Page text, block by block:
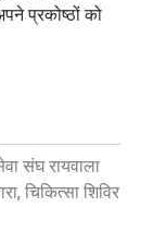
प्रकोष्ठों को
संघ रायवाला
चिकित्सा शिविर